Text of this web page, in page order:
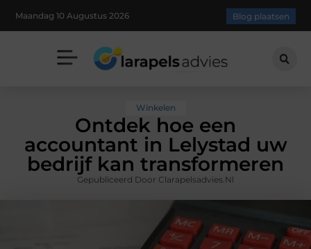
Maandag 10 Augustus 2026 Blog plaatsen
Winkelen
Ontdek hoe een
accountant in Lelystad uw
bedrijf kan transformeren
Gepubliceerd Door Clarapelsadvies.nl